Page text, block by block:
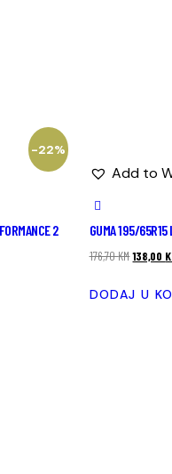
-22%
2
Add to
GUMA 195/65R15
176,70KM138,00
DODAJ U